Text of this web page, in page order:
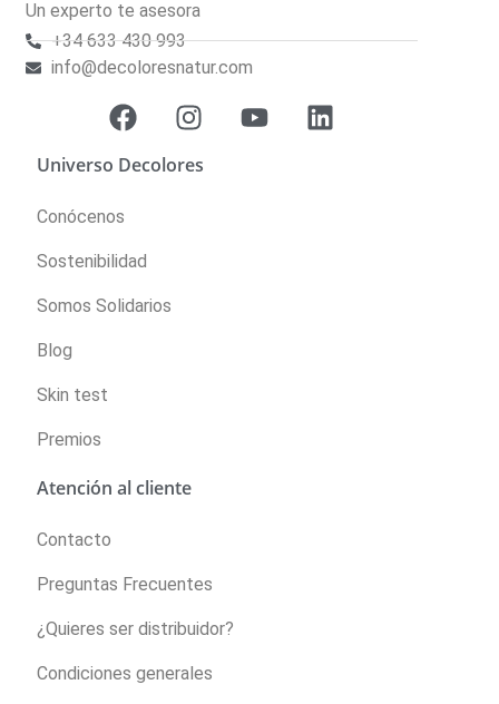
Un experto te asesora
+34 633 430 993
info@decoloresnatur.com
Universo Decolores
Conócenos
Sostenibilidad
Somos Solidarios
Blog
Skin test
Premios
Atención al cliente
Contacto
Preguntas Frecuentes
¿Quieres ser distribuidor?
Condiciones generales